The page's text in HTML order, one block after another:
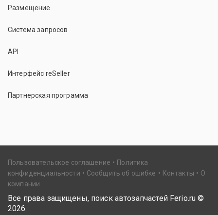
Размещение
Система запросов
API
Интерфейс reSeller
Партнерская программа
Пользовательское соглашение
Политика
конфиденциальности
Сообщить об ошибке Контакты
О
компании
Все права защищены, поиск автозапчастей Ferio.ru ©
2026